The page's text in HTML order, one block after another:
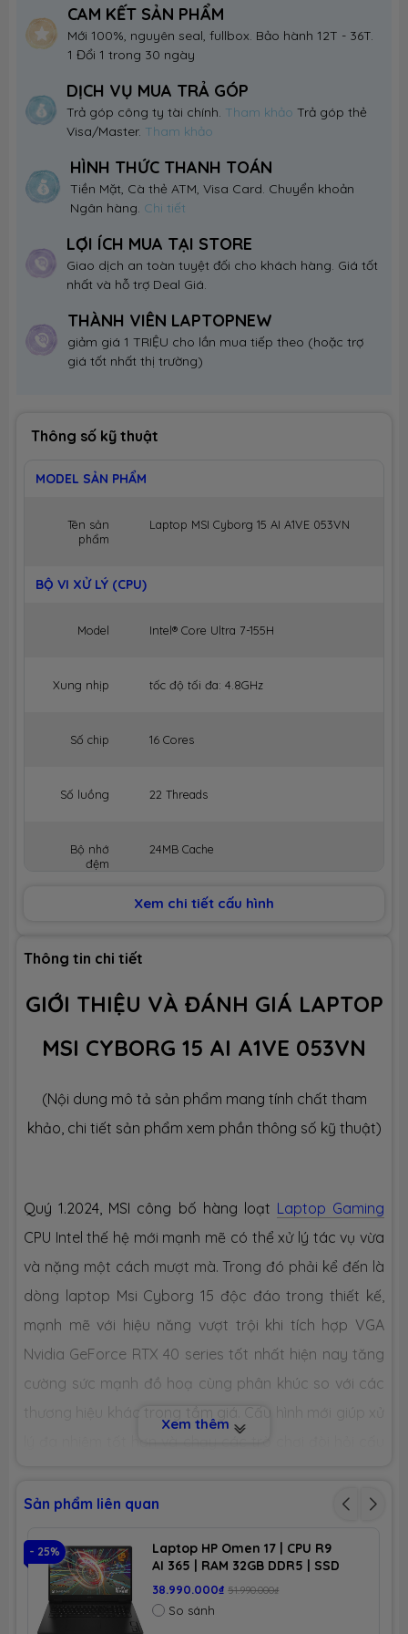
CAM KẾT SẢN PHẨM
Mới 100%, nguyên seal, fullbox. Bảo hành 12T - 36T.
1 Đổi 1 trong 30 ngày
DỊCH VỤ MUA TRẢ GÓP
Trả góp công ty tài chính. Tham khảoTrả góp thẻ
Visa/Master. Tham khảo
HÌNH THỨC THANH TOÁN
Tiền Mặt, Cà thẻ ATM, Visa Card. Chuyển khoản
Ngân hàng. Chi tiết
LỢI ÍCH MUA TẠI STORE
Giao dịch an toàn tuyệt đối cho khách hàng. Giá tốt
nhất và hỗ trợ Deal Giá.
THÀNH VIÊN LAPTOPNEW
giảm giá 1 TRIỆU cho lần mua tiếp theo (hoặc trợ
giá tốt nhất thị trường)
Thông số kỹ thuật
MODEL SẢN PHẨM
Tên sản
phẩm
Laptop MSI Cyborg 15 AI A1VE 053VN
BỘ VI XỬ LÝ (CPU)
Model Intel® Core Ultra 7-155H
Xung nhịp tốc độ tối đa: 4.8GHz
Số chip 16 Cores
Số luồng 22 Threads
Bộ nhớ
đệm
24MB Cache
BỘ NHỚ MÁY (RAM)
Dung lượng
Công nghệ DDR5 5600MHz
Ổ CỨNG LƯU TRỮ (SSD)
Công nghệ PCIe Gen4
Số slot 1 slot
VGA tích
Intel® Arc Graphics
Nvidia Geforce RTX 4050 6GB GDDR6
MÀN HÌNH HIỂN THỊ (LCD)
Kích thước 15.6-inch
Độ phân
giải
FHD (1920*1080) pixel
Xem chi tiết cấu hình
Thông tin chi tiết
GIỚI THIỆU VÀ ĐÁNH GIÁ LAPTOP
MSI CYBORG 15 AI A1VE 053VN
(Nội dung mô tả sản phẩm mang tính chất tham
khảo, chi tiết sản phẩm xem phần thông số kỹ thuật)
Quý 1.2024, MSI công bố hàng loạt Laptop Gaming
CPU Intel thế hệ mới mạnh mẽ có thể xử lý tác vụ vừa
và nặng một cách mượt mà. Trong đó phải kể đến là
dòng laptop Msi Cyborg 15 độc đáo trong thiết kế,
mạnh mẽ với hiệu năng vượt trội khi tích hợp VGA
Nvidia GeForce RTX 40 series tốt nhất hiện nay tăng
cường sức mạnh đồ hoạ cùng phân khúc so với các
thương hiệu khác trong tầm giá.
Cấu hình mới giúp xử
này, ngay bây giờ hãy cùng
khám phá
1. THIẾT KẾ ĐỘC ĐÁO VÀ MỎNG NHẸ
Xem thêm
Sản phẩm liên quan
- 25%
Laptop HP Omen 17 | CPU R9
AI 365 | RAM 32GB DDR5 | SSD
1TB PCIe | VGA RTX 5060 8GB |
17.3 FHD IPS, 100% sRGB &
144Hz | Win11. Part: db100
38.990.000₫ 51.990.000₫
So sánh